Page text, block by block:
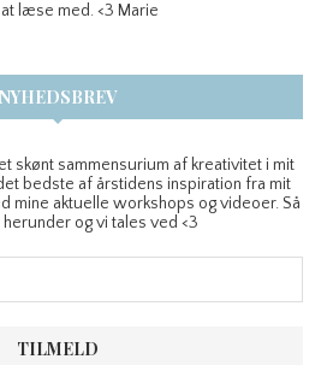
at læse med. <3 Marie
NYHEDSBREV
skønt sammensurium af kreativitet i mit
bedste af årstidens inspiration fra mit
mine aktuelle workshops og videoer. Så
og vi tales ved <3